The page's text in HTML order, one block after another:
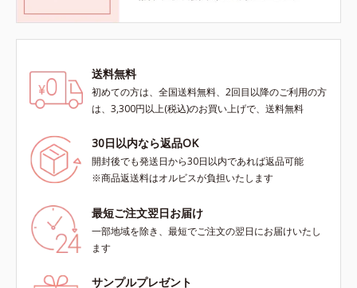
送料無料
初めての方は、全国送料無料、2回目以降のご利用の方
は、3,300円以上(税込)のお買い上げで、送料無料
30日以内なら返品OK
開封後でも発送日から30日以内であれば返品可能
※商品返送料はオルビスが負担いたします
最短ご注文翌日お届け
一部地域を除き、最短でご注文の翌日にお届けいたし
ます
サンプルプレゼント